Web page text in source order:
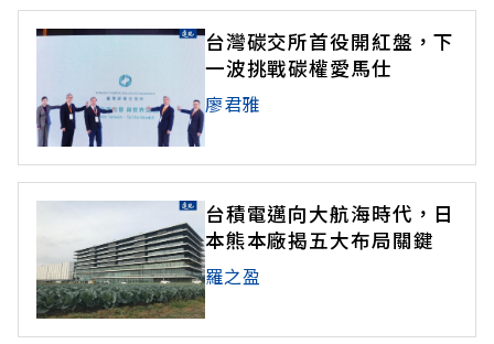
台灣碳交所首役開紅盤，下
一波挑戰碳權愛馬仕
廖君雅
台積電邁向大航海時代，日
本熊本廠揭五大布局關鍵
羅之盈